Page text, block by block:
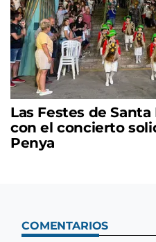
Las Festes de
con el concierto
Penya
COMENTARIOS